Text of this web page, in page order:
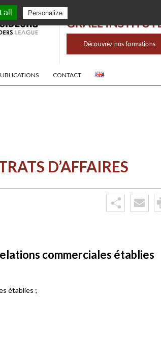
CONTACT
D’AFFAIRES
commerciales établies
établies ;
Personalize